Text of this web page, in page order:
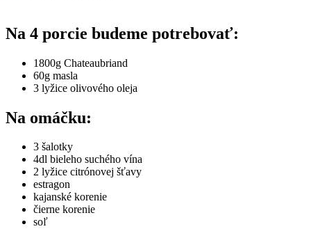
Na 4 porcie budeme potrebovať:
1800g Chateaubriand
60g masla
3 lyžice olivového oleja
Na omáčku:
3 šalotky
4dl bieleho suchého vína
2 lyžice citrónovej šťavy
estragon
kajanské korenie
čierne korenie
soľ